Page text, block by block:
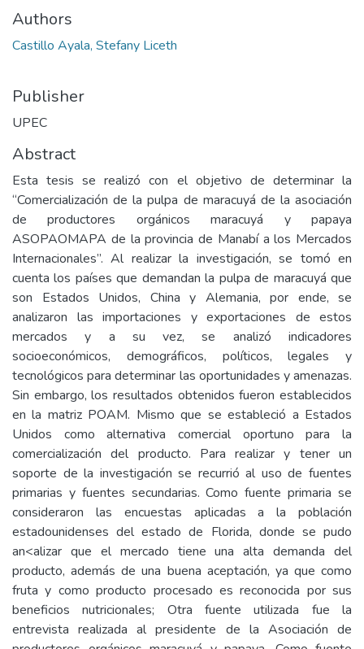
Authors
Castillo Ayala, Stefany Liceth
Publisher
UPEC
Abstract
Esta tesis se realizó con el objetivo de determinar la
“Comercialización de la pulpa de maracuyá de la asociación
de productores orgánicos maracuyá y papaya
ASOPAOMAPA de la provincia de Manabí a los Mercados
Internacionales”. Al realizar la investigación, se tomó en
cuenta los países que demandan la pulpa de maracuyá que
son Estados Unidos, China y Alemania, por ende, se
analizaron las importaciones y exportaciones de estos
mercados y a su vez, se analizó indicadores
socioeconómicos, demográficos, políticos, legales y
tecnológicos para determinar las oportunidades y amenazas.
Sin embargo, los resultados obtenidos fueron establecidos
en la matriz POAM. Mismo que se estableció a Estados
Unidos como alternativa comercial oportuno para la
comercialización del producto. Para realizar y tener un
soporte de la investigación se recurrió al uso de fuentes
primarias y fuentes secundarias. Como fuente primaria se
consideraron las encuestas aplicadas a la población
estadounidenses del estado de Florida, donde se pudo
an<alizar que el mercado tiene una alta demanda del
producto, además de una buena aceptación, ya que como
fruta y como producto procesado es reconocida por sus
beneficios nutricionales; Otra fuente utilizada fue la
entrevista realizada al presidente de la Asociación de